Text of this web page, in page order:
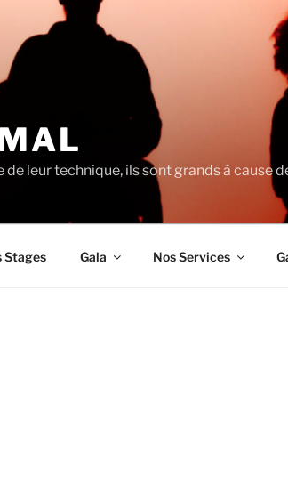
leur technique, ils sont grands à cause
Stages Gala Nos Services